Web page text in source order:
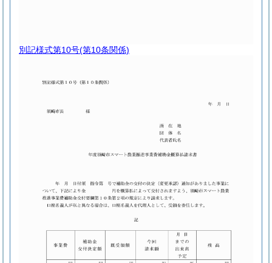
別記様式第10号(第10条関係)